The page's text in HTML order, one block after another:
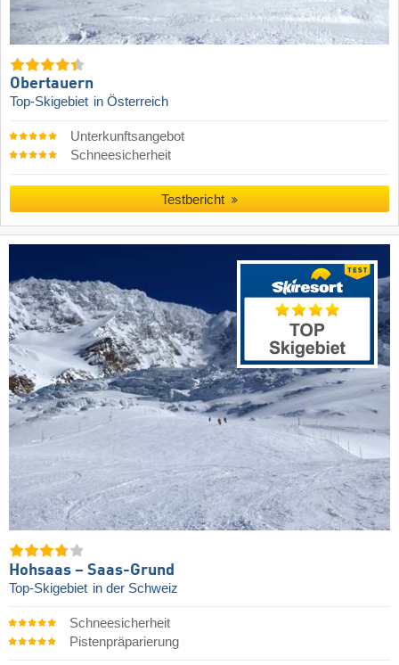
Obertauern
Top-Skigebiet in Österreich
Unterkunftsangebot
Schneesicherheit
Testbericht
Hohsaas – Saas-Grund
Top-Skigebiet in der Schweiz
Schneesicherheit
Pistenpräparierung